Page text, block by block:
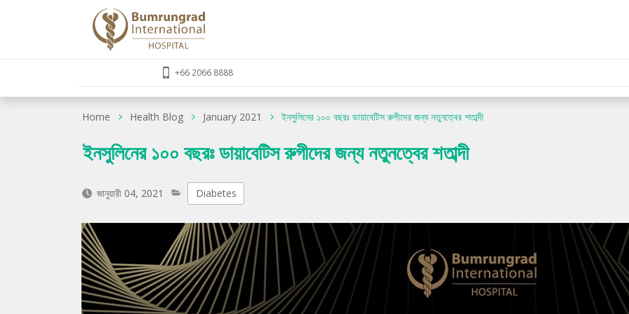
+66 2066 8888
Home Health Blog January 2021 ইনসুলিনের ১০০ বছরঃ ডায়াবেটিস রুগীদের জন্য নতুনত্বের শতাব্দী
ইনসুলিনের ১০০ বছরঃ ডায়াবেটিস রুগীদের জন্য নতুনত্বের শতাব্দী
জানুয়ারী 04, 2021 Diabetes